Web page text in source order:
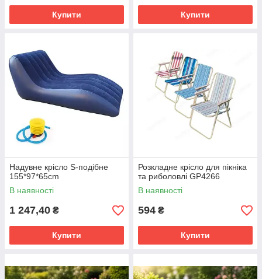
Купити Купити
Надувне крісло S-подібне
155*97*65cm
В наявності
1 247,40 ₴
Купити
Розкладне крісло для пікніка
та риболовлі GP4266
В наявності
594 ₴
Купити